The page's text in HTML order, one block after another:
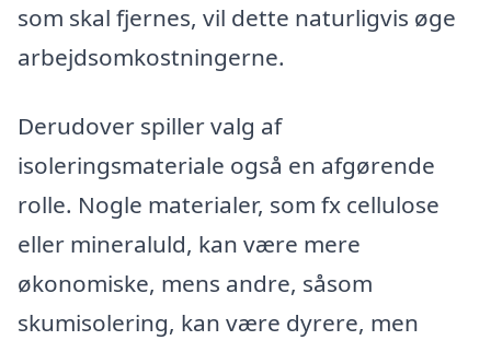
som skal fjernes, vil dette naturligvis øge
arbejdsomkostningerne.
Derudover spiller valg af
isoleringsmateriale også en afgørende
rolle. Nogle materialer, som fx cellulose
eller mineraluld, kan være mere
økonomiske, mens andre, såsom
skumisolering, kan være dyrere, men